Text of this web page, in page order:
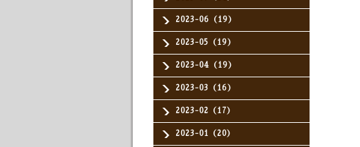
2023-06（19）
2023-05（19）
2023-04（19）
2023-03（16）
2023-02（17）
2023-01（20）